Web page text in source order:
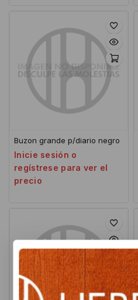
Buzon grande p/diario negro
Inicie sesión o
regístrese para ver el
precio